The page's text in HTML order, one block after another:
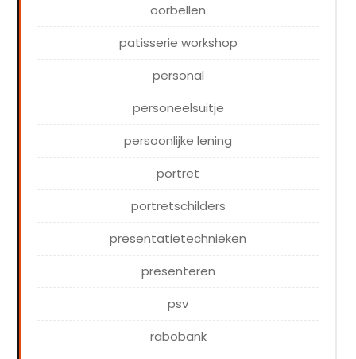
oorbellen
patisserie workshop
personal
personeelsuitje
persoonlijke lening
portret
portretschilders
presentatietechnieken
presenteren
psv
rabobank